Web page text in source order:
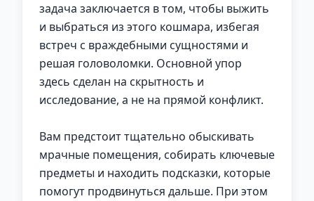
задача заключается в том, чтобы выжить
и выбраться из этого кошмара, избегая
встреч с враждебными сущностями и
решая головоломки. Основной упор
здесь сделан на скрытность и
исследование, а не на прямой конфликт.
Вам предстоит тщательно обыскивать
мрачные помещения, собирать ключевые
предметы и находить подсказки, которые
помогут продвинуться дальше. При этом